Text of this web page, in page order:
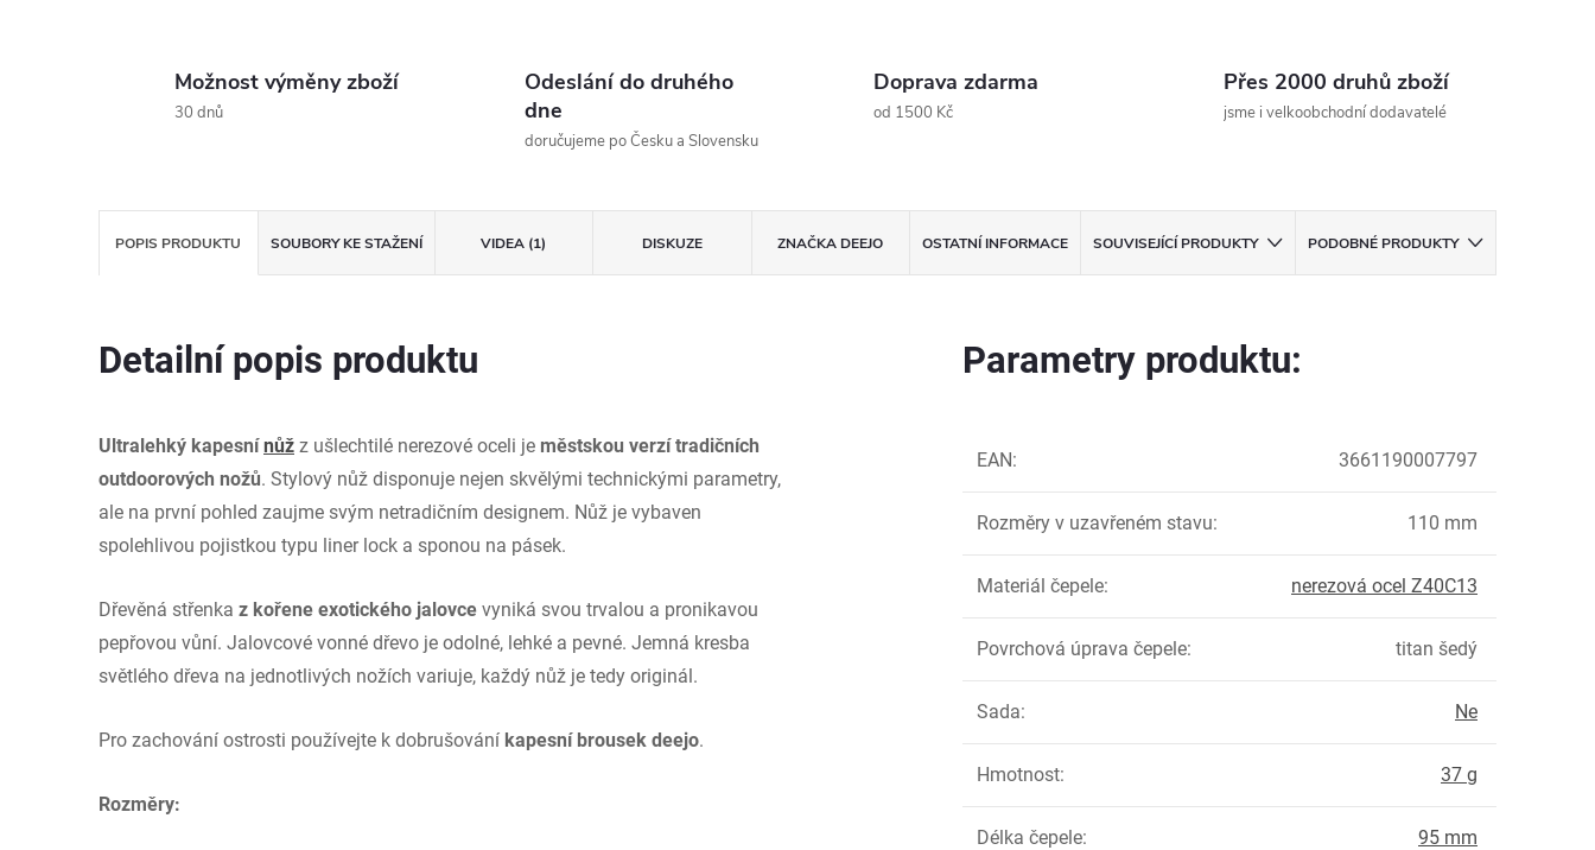
Možnost výměny zboží
30 dnů
Odeslání do druhého
dne
doručujeme po Česku a Slovensku
Doprava zdarma
od 1500 Kč
Přes 2000 druhů zboží
jsme i velkoobchodní dodavatelé
POPIS PRODUKTU SOUBORY KE STAŽENÍ VIDEA (1) DISKUZE ZNAČKA DEEJO OSTATNÍ INFORMACE SOUVISEJÍCÍ PRODUKTY PODOBNÉ PRODUKTY
Detailní popis produktu
Ultralehký kapesnínůž z ušlechtilé nerezové oceli je městskou verzí tradičních
outdoorových nožů. Stylový nůž disponuje nejen skvělými technickými parametry,
ale na první pohled zaujme svým netradičním designem. Nůž je vybaven
spolehlivou pojistkou typu liner lock a sponou na pásek.
Dřevěná střenka z kořene exotického jalovce vyniká svou trvalou a pronikavou
pepřovou vůní. Jalovcové vonné dřevo je odolné, lehké a pevné. Jemná kresba
světlého dřeva na jednotlivých nožích variuje, každý nůž je tedy originál.
Pro zachování ostrosti používejte k dobrušování kapesní brousek deejo.
Rozměry:
Parametry produktu:
EAN: 3661190007797
Rozměry v uzavřeném stavu: 110 mm
Materiál čepele: nerezová ocel Z40C13
Povrchová úprava čepele: titan šedý
Sada: Ne
Hmotnost: 37 g
Délka čepele: 95 mm